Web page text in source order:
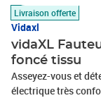
Livraison offerte
Vidaxl
vidaXL
foncé tissu
Asseyez-vous et
électrique très